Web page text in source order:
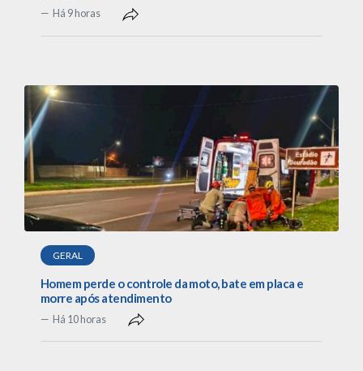
Há 9 horas
GERAL
Homem perde o controle da moto, bate em placa e
morre após atendimento
Há 10 horas